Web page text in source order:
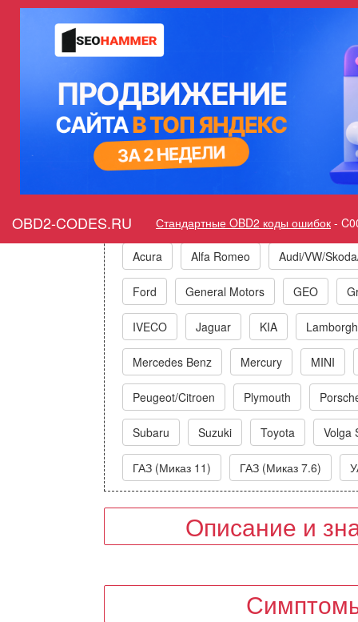
OBD2-CODES.RU Стандартные OBD2 коды ошибок -
Ошибка C001A Left Rear
Горит
Коды ошибок
Acura Alfa Romeo Audi/VW/
Ford General Motors GEO
IVECO Jaguar KIA
Mercedes Benz Mercury MINI
Peugeot/Citroen Plymouth
Subaru Suzuki Toyota Volga
ГАЗ (Миказ 11) ГАЗ (Миказ 7.6)
Описание и